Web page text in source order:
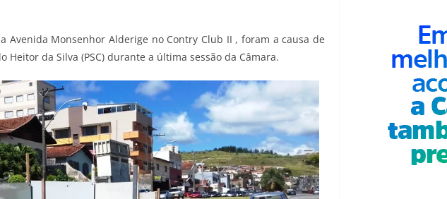
Avenida Monsenhor Alderige no Contry Club II , foram a causa de
da Silva (PSC) durante a última sessão da Câmara.